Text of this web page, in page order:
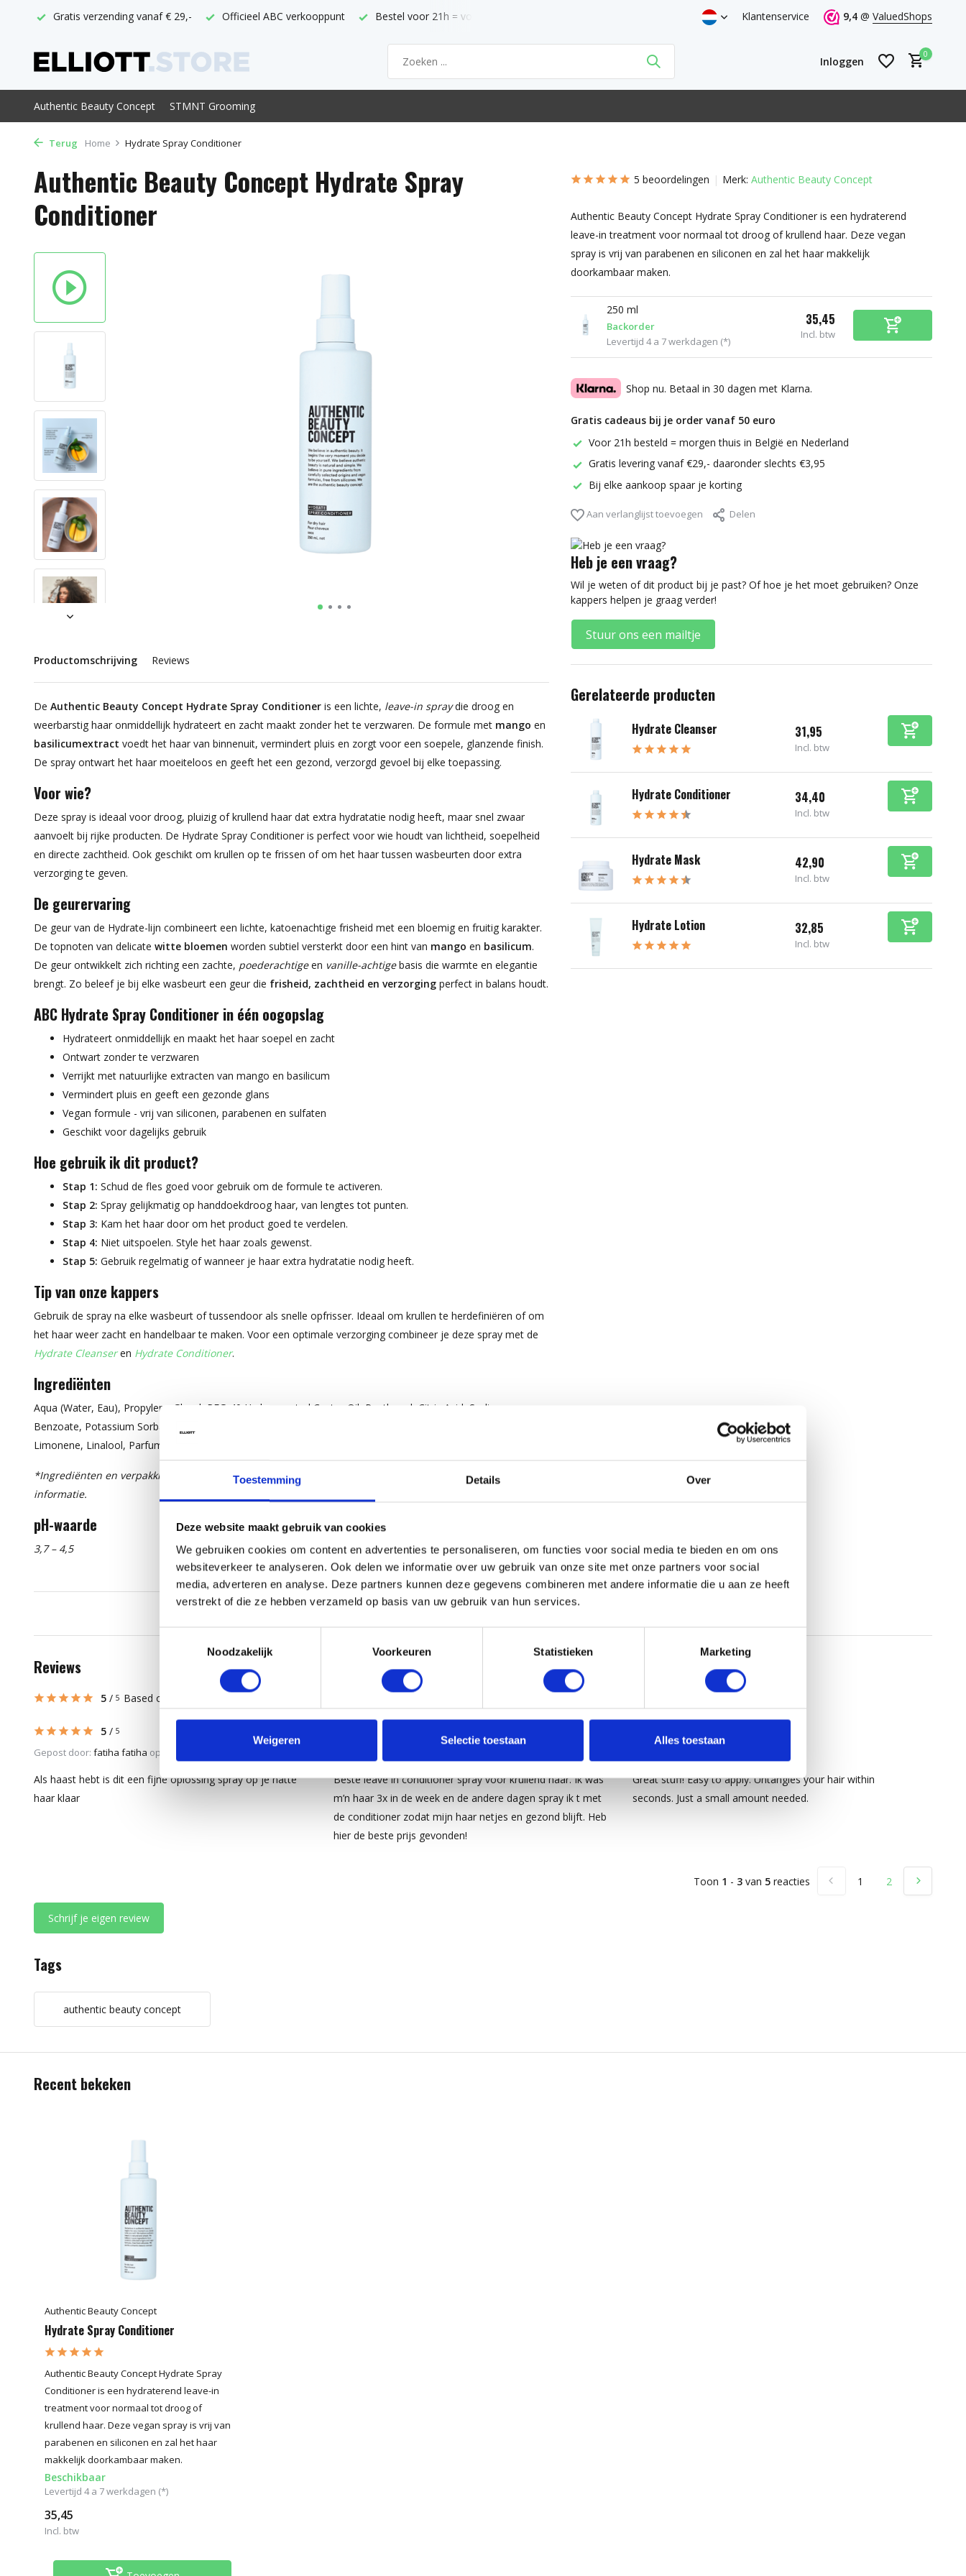
Toestemming Details Over
Deze website maakt gebruik van cookies
We gebruiken cookies om content en advertenties te personaliseren, om functies voor social media te bieden en om ons
websiteverkeer te analyseren. Ook delen we informatie over uw gebruik van onze site met onze partners voor social
media, adverteren en analyse. Deze partners kunnen deze gegevens combineren met andere informatie die u aan ze heeft
verstrekt of die ze hebben verzameld op basis van uw gebruik van hun services.
Toestemmingsselectie
Noodzakelijk
Voorkeuren Statistieken Marketing
Weigeren Selectie toestaan Alles toestaan
Gratis verzending vanaf € 29,- Officieel ABC verkooppunt Bestel voor 21h = volgende werkdag thuis Klantenservice 9,4 @ ValuedShops
Inloggen
Account aanmaken
0
Authentic Beauty Concept STMNT Grooming
Terug Home Hydrate Spray Conditioner
Authentic Beauty Concept Hydrate Spray
Conditioner
Productomschrijving Reviews
De Authentic Beauty Concept Hydrate Spray Conditioner is een lichte, leave-in spraydie droog en
weerbarstig haar onmiddellijk hydrateert en zacht maakt zonder het te verzwaren. De formule met mango en
basilicumextract voedt het haar van binnenuit, vermindert pluis en zorgt voor een soepele, glanzende finish.
De spray ontwart het haar moeiteloos en geeft het een gezond, verzorgd gevoel bij elke toepassing.
Voor wie?
Deze spray is ideaal voor droog, pluizig of krullend haar dat extra hydratatie nodig heeft, maar snel zwaar
aanvoelt bij rijke producten. De Hydrate Spray Conditioner is perfect voor wie houdt van lichtheid, soepelheid
en directe zachtheid. Ook geschikt om krullen op te frissen of om het haar tussen wasbeurten door extra
verzorging te geven.
De geurervaring
De geur van de Hydrate-lijn combineert een lichte, katoenachtige frisheid met een bloemig en fruitig karakter.
De topnoten van delicate witte bloemen worden subtiel versterkt door een hint van mango en basilicum.
De geur ontwikkelt zich richting een zachte, poederachtigeen vanille-achtigebasis die warmte en elegantie
brengt. Zo beleef je bij elke wasbeurt een geur die frisheid, zachtheid en verzorging perfect in balans houdt.
ABC Hydrate Spray Conditioner in één oogopslag
Hydrateert onmiddellijk en maakt het haar soepel en zacht
Ontwart zonder te verzwaren
Verrijkt met natuurlijke extracten van mango en basilicum
Vermindert pluis en geeft een gezonde glans
Vegan formule - vrij van siliconen, parabenen en sulfaten
Geschikt voor dagelijks gebruik
Hoe gebruik ik dit product?
Stap 1: Schud de fles goed voor gebruik om de formule te activeren.
Stap 2: Spray gelijkmatig op handdoekdroog haar, van lengtes tot punten.
Stap 3: Kam het haar door om het product goed te verdelen.
Stap 4: Niet uitspoelen. Style het haar zoals gewenst.
Stap 5: Gebruik regelmatig of wanneer je haar extra hydratatie nodig heeft.
Tip van onze kappers
Gebruik de spray na elke wasbeurt of tussendoor als snelle opfrisser. Ideaal om krullen te herdefiniëren of om
het haar weer zacht en handelbaar te maken. Voor een optimale verzorging combineer je deze spray met de
Hydrate Cleanseren Hydrate Conditioner.
Ingrediënten
Aqua (Water, Eau), Propylene Glycol, PEG-40 Hydrogenated Castor Oil, Panthenol, Citric Acid, Sodium
Benzoate, Potassium Sorbate, Mangifera Indica (Mango) Fruit Extract, Ocimum Basilicum (Basil) Leaf Extract,
Limonene, Linalool, Parfum (Fragrance).*
*Ingrediënten en verpakking kunnen wijzigen. Raadpleeg steeds de verpakking voor de meest actuele
informatie.
pH-waarde
3,7 – 4,5
5 beoordelingen Merk: Authentic Beauty Concept
Authentic Beauty Concept Hydrate Spray Conditioner is een hydraterend
leave-in treatment voor normaal tot droog of krullend haar. Deze vegan
spray is vrij van parabenen en siliconen en zal het haar makkelijk
doorkambaar maken.
250 ml
Backorder
Levertijd 4 a 7 werkdagen (*)
35,45
Incl. btw
Shop nu. Betaal in 30 dagen met Klarna.
Gratis cadeaus bij je order vanaf 50 euro
Voor 21h besteld = morgen thuis in België en Nederland
Gratis levering vanaf €29,- daaronder slechts €3,95
Bij elke aankoop spaar je korting
Aan verlanglijst toevoegen Delen
Heb je een vraag?
Wil je weten of dit product bij je past? Of hoe je het moet gebruiken? Onze
kappers helpen je graag verder!
Stuur ons een mailtje
Gerelateerde producten
Hydrate Cleanser 31,95
Incl. btw
Hydrate Conditioner 34,40
Incl. btw
Hydrate Mask 42,90
Incl. btw
Hydrate Lotion 32,85
Incl. btw
Reviews
5 / 5 Based on 5 reviews
5 / 5
Gepost door: fatiha fatiha op 7 Juli 2026
Als haast hebt is dit een fijne oplossing spray op je natte
haar klaar
Beste leave in conditioner spray voor krullend haar. Ik was
m’n haar 3x in de week en de andere dagen spray ik t met
de conditioner zodat mijn haar netjes en gezond blijft. Heb
hier de beste prijs gevonden!
Great stuff! Easy to apply. Untangles your hair within
seconds. Just a small amount needed.
Toon 1 - 3 van 5 reacties 1 2
Schrijf je eigen review
Tags
authentic beauty concept
Recent bekeken
Authentic Beauty Concept
Hydrate Spray Conditioner
Authentic Beauty Concept Hydrate Spray
Conditioner is een hydraterend leave-in
treatment voor normaal tot droog of
krullend haar. Deze vegan spray is vrij van
parabenen en siliconen en zal het haar
makkelijk doorkambaar maken.
Beschikbaar
Levertijd 4 a 7 werkdagen (*)
35,45
Incl. btw